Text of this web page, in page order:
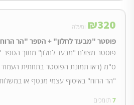
₪320 ומעלה
פוסטר "מבעד לחלון" + הספר "הר
ס"מ (ראו תמונת הפוסטר בתחתית העמוד
"הר הרוח" באיסוף עצמי מנטף או
7 תומכים